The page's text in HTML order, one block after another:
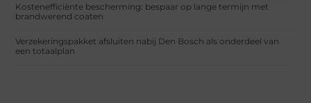
Kostenefficiënte bescherming: bespaar op lange termijn met
brandwerend coaten
Verzekeringspakket afsluiten nabij Den Bosch als onderdeel van
een totaalplan